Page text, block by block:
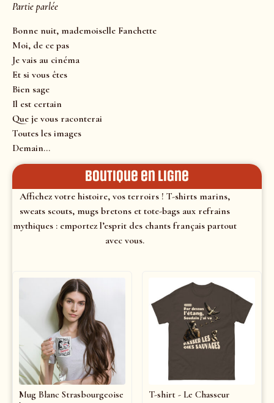
Partie parlée
Bonne nuit, mademoiselle Fanchette
Moi, de ce pas
Je vais au cinéma
Et si vous êtes
Bien sage
Il est certain
Que je vous raconterai
Toutes les images
Demain…
Boutique en ligne
Affichez votre histoire, vos terroirs ! T-shirts marins,
sweats scouts, mugs bretons et tote-bags aux refrains
mythiques : emportez l’esprit des chants français partout
avec vous.
Mug Blanc Strasbourgeoise
T-shirt - Le Chasseur